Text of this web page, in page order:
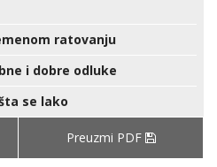
ratovanju
i dobre odluke
se lako
Preuzmi PDF